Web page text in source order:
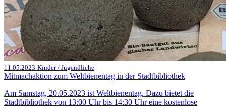
11.05.2023 Kinder / Jugendliche
Mitmachaktion zum Weltbienentag in der Stadtbibliothek
Am Samstag, 20.05.2023 ist Weltbienentag. Dazu bietet die
Stadtbibliothek von 13:00 Uhr bis 14:30 Uhr eine kostenlose